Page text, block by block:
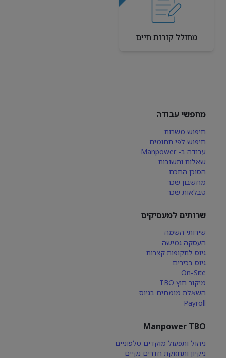
מחולל קורות חיים
מחפשי עבודה
חיפוש משרות
חיפוש לפי תחומים
עבודה ב- Manpower
שאלות ותשובות
הסוכן החכם
מחשבון שכר
טבלאות שכר
שרותים למעסיקים
שירותי השמה
העסקה גמישה
גיוס לתקופות קצרות
גיוס בכירים
On-Site
מיקור חוץ TBO
השאלת מומחים בגיוס
Payroll
Manpower TBO
ניהול ותפעול מוקדים טלפוניים
ניקיון ותחזוקת חדרים נקיים